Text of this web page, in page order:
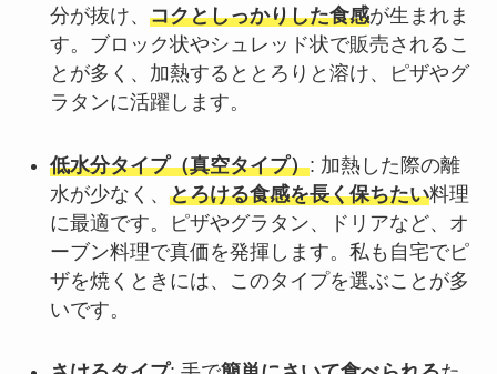
分が抜け、 コクとしっかりした食感が生まれま
す。ブロック状やシュレッド状で販売されるこ
とが多く、加熱するととろりと溶け、ピザやグ
ラタンに活躍します。
低水分タイプ（真空タイプ）: 加熱した際の離
水が少なく、 とろける食感を長く保ちたい料理
に最適です。ピザやグラタン、ドリアなど、オ
ーブン料理で真価を発揮します。私も自宅でピ
ザを焼くときには、このタイプを選ぶことが多
いです。